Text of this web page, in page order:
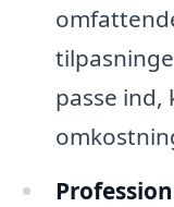
passe ind,